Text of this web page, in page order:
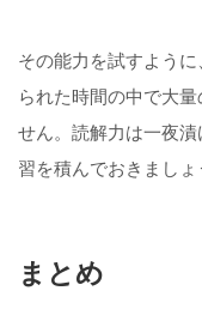
その能力を試すよう
られた時間の中で大
せん。読解力は一夜
習を積んでおきましょ
まとめ